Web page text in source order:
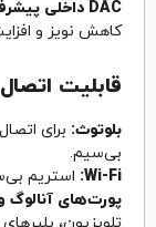
DAC داخلی پیشرفته:
کاهش نویز و
قابلیت
بلوتوث: برای
بی‌سیم.
Wi-Fi: استریم
پورت‌های آنالوگ